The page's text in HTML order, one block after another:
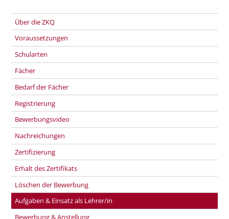
Über die ZKQ
Voraussetzungen
Schularten
Fächer
Bedarf der Fächer
Registrierung
Bewerbungsvideo
Nachreichungen
Zertifizierung
Erhalt des Zertifikats
Löschen der Bewerbung
Aufgaben & Einsatz als Lehrer/in
Bewerbung & Anstellung